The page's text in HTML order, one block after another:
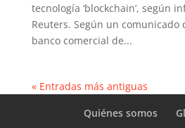
tecnología ‘blockchain’, según
Reuters. Según un comunicado
banco comercial de...
« Entradas más antiguas
Quiénes somos